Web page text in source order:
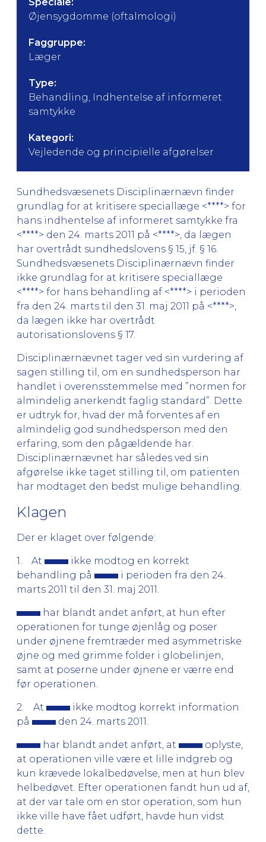
Øjensygdomme (oftalmologi)
Faggruppe:
Læger
Type:
Behandling, Indhentelse af informeret
samtykke
Kategori:
Vejledende og principielle afgørelser
Sundhedsvæsenets Disciplinærnævn finder
grundlag for at kritisere speciallæge <****> for
hans indhentelse af informeret samtykke fra
<****> den 24. marts 2011 på <****>, da lægen
har overtrådt sundhedslovens § 15, jf. § 16.
Sundhedsvæsenets Disciplinærnævn finder
ikke grundlag for at kritisere speciallæge
<****> for hans behandling af <****> i perioden
fra den 24. marts til den 31. maj 2011 på <****>,
da lægen ikke har overtrådt
autorisationslovens § 17.
Disciplinærnævnet tager ved sin vurdering af
sagen stilling til, om en sundhedsperson har
handlet i overensstemmelse med ”normen for
almindelig anerkendt faglig standard”. Dette
er udtryk for, hvad der må forventes af en
almindelig god sundhedsperson med den
erfaring, som den pågældende har.
Disciplinærnævnet har således ved sin
afgørelse ikke taget stilling til, om patienten
har modtaget den bedst mulige behandling.
Klagen
Der er klaget over følgende:
1. At
ikke modtog en korrekt
behandling på
i perioden fra den 24.
marts 2011 til den 31. maj 2011.
har blandt andet anført, at hun efter
operationen for tunge øjenlåg og poser
under øjnene fremtræder med asymmetriske
øjne og med grimme folder i globelinjen,
samt at poserne under øjnene er værre end
før operationen.
2. At
ikke modtog korrekt information
på
den 24. marts 2011.
har blandt andet anført, at
oplyste,
at operationen ville være et lille indgreb og
kun krævede lokalbedøvelse, men at hun blev
helbedøvet. Efter operationen fandt hun ud af,
at der var tale om en stor operation, som hun
ikke ville have fået udført, havde hun vidst
dette.